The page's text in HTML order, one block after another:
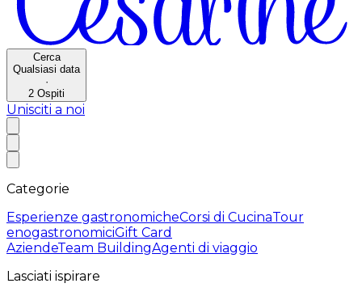
Cerca
Qualsiasi data
·
2 Ospiti
Unisciti a noi
Categorie
Esperienze gastronomicheCorsi di CucinaTour
enogastronomiciGift Card
AziendeTeam BuildingAgenti di viaggio
Lasciati ispirare